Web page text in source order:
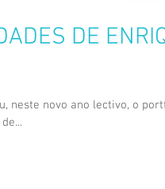
DE
neste novo ano lectivo, o